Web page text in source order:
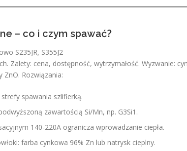
– co i czym spawać?
S235JR, S355J2
Zalety: cena, dostępność, wytrzymałość. Wyzwanie:
Rozwiązania:
spawania szlifierką.
zawartością Si/Mn, np. G3Si1.
140-220A ogranicza wprowadzanie ciepła.
farba cynkowa 96% Zn lub natrysk cieplny.